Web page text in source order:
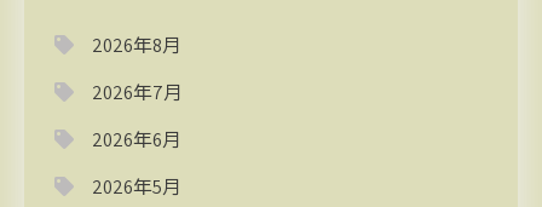
2026年8月
2026年7月
2026年6月
2026年5月